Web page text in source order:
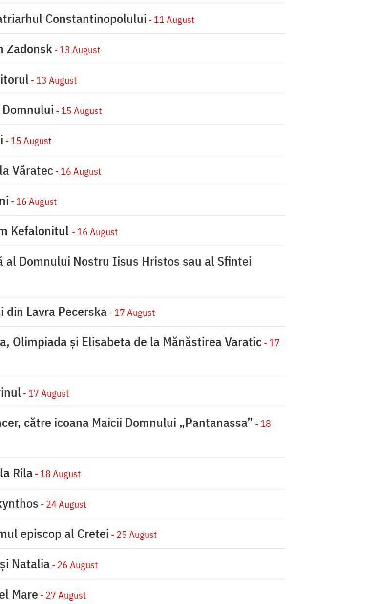
Constantinopolului - 11 August
Zadonsk - 13 August
- 13 August
- 15 August
- 15 August
Văratec - 16 August
- 16 August
Kefalonitul - 16 August
Domnului Nostru Iisus Hristos sau al Sfintei
Lavra Pecerska- 17 August
Olimpiada și Elisabeta de la Mănăstirea Varatic - 17
- 17 August
către icoana Maicii Domnului „Pantanassa” - 18
Rila- 18 August
- 24 August
episcop al Cretei - 25 August
Natalia- 26 August
Mare - 27 August